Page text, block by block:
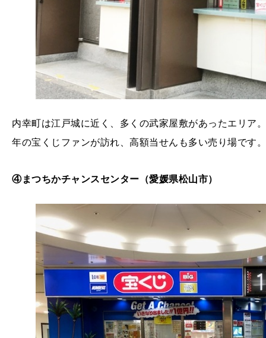
内幸町は江戸城に近く、多くの武家屋敷があったエリア
年の宝くじファンが訪れ、高額当せんも多い売り場です。
④まつちかチャンスセンター（愛媛県松山市）